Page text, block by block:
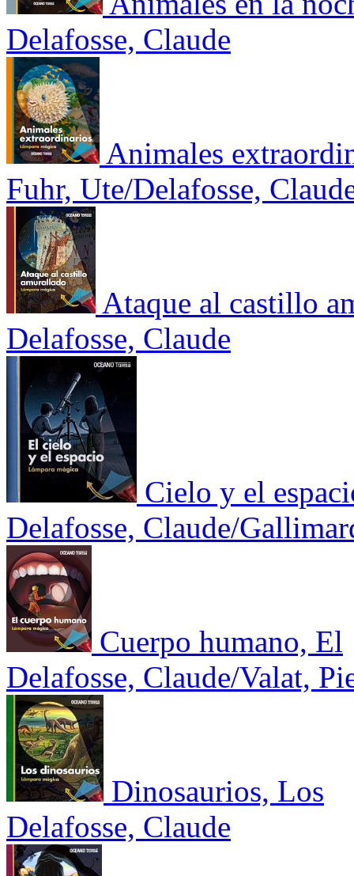
Delafosse, Claude
Animales
Fuhr, Ute/Delafosse,
Ataque al castillo
Delafosse, Claude
Cielo y el
Delafosse, Claude/
Cuerpo humano, El
Delafosse, Claude/Valat,
Dinosaurios, Los
Delafosse, Claude